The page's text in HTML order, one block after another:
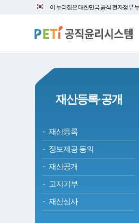
대
바
로
본
로
가
이 누리집은 대한민국 공식 전자정부
재산등록·공개
재산등록
정보제공 동의
재산공개
고지거부
재산심사